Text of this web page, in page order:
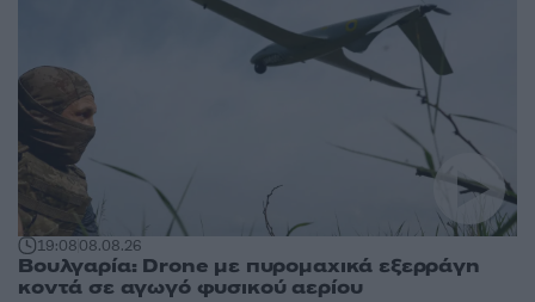
19:0808.08.26
Βουλγαρία: Drone με πυρομαχικά εξερράγη
κοντά σε αγωγό φυσικού αερίου